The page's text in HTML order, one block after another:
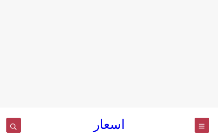
اسعار